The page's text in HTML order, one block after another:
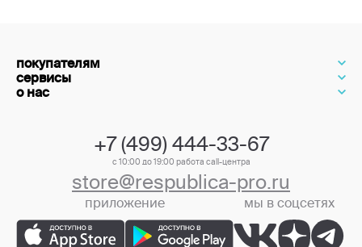
покупателям
сервисы
о нас
+7 (499) 444-33-67
с 10:00 до 19:00 работа call-центра
store@respublica-pro.ru
приложение мы в соцсетях